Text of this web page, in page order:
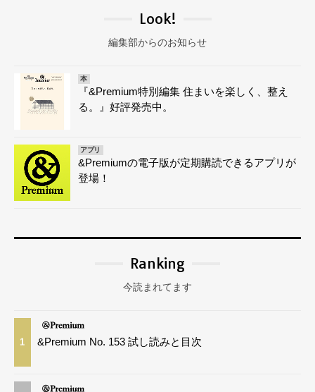
Look!
編集部からのお知らせ
本
『&Premium特別編集 住まいを楽しく、整え
る。』好評発売中。
アプリ
&Premiumの電子版が定期購読できるアプリが
登場！
Ranking
今読まれてます
1 &Premium No. 153 試し読みと目次